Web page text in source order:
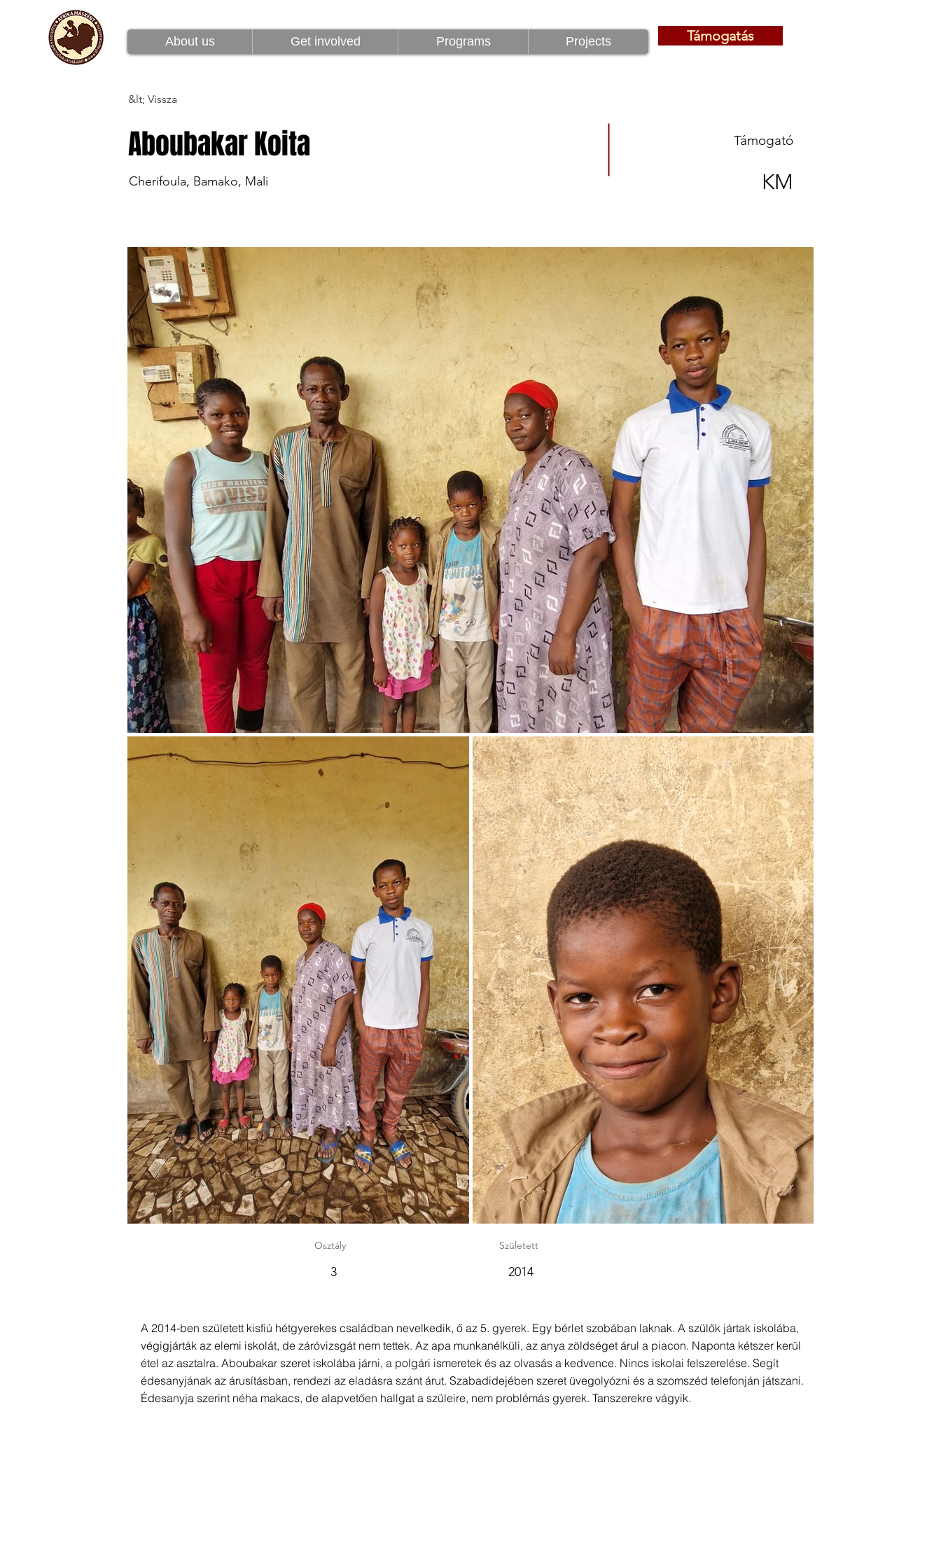
Rólunk Csatlakozz 1% Támogatás
About us Get involved Programs Projects Támogatás
&lt; Vissza
Aboubakar Koita
Cherifoula, Bamako, Mali
Támogató
KM
Osztály
3
Született
2014
A 2014-ben született kisfiú hétgyerekes családban nevelkedik, ő az 5. gyerek. Egy bérlet szobában laknak. A szülők jártak iskolába,
végigjárták az elemi iskolát, de záróvizsgát nem tettek. Az apa munkanélküli, az anya zöldséget árul a piacon. Naponta kétszer kerül
étel az asztalra. Aboubakar szeret iskolába járni, a polgári ismeretek és az olvasás a kedvence. Nincs iskolai felszerelése. Segít
édesanyjának az árusításban, rendezi az eladásra szánt árut. Szabadidejében szeret üvegolyózni és a szomszéd telefonján játszani.
Édesanyja szerint néha makacs, de alapvetően hallgat a szüleire, nem problémás gyerek. Tanszerekre vágyik.